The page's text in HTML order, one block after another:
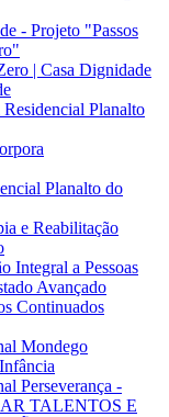
- Projeto "Passos
| Casa Dignidade
Planalto
Planalto do
e Reabilitação
Integral a Pessoas
Avançado
Continuados
Mondego
Perseverança -
TALENTOS E